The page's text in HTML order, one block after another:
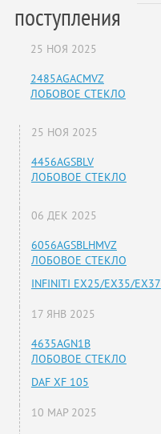
поступления
25 НОЯ 2025
2485AGACMVZ
ЛОБОВОЕ СТЕКЛО
25 НОЯ 2025
4456AGSBLV
ЛОБОВОЕ СТЕКЛО
06 ДЕК 2025
6056AGSBLHMVZ
ЛОБОВОЕ СТЕКЛО
INFINITI EX25/EX35/EX37
17 ЯНВ 2025
4635AGN1B
ЛОБОВОЕ СТЕКЛО
DAF XF 105
10 МАР 2025